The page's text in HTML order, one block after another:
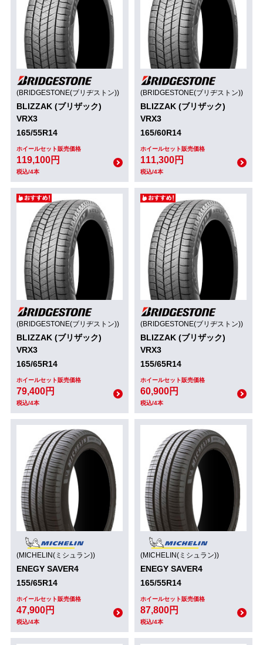
(BRIDGESTONE(ブリヂストン))
BLIZZAK (ブリザック)
VRX3
165/55R14
ホイールセット販売価格
119,100円
税込/4本
(BRIDGESTONE(ブリヂストン))
BLIZZAK (ブリザック)
VRX3
165/60R14
ホイールセット販売価格
111,300円
税込/4本
(BRIDGESTONE(ブリヂストン))
BLIZZAK (ブリザック)
VRX3
165/65R14
ホイールセット販売価格
79,400円
税込/4本
(BRIDGESTONE(ブリヂストン))
BLIZZAK (ブリザック)
VRX3
155/65R14
ホイールセット販売価格
60,900円
税込/4本
(MICHELIN(ミシュラン))
ENEGY SAVER4
155/65R14
ホイールセット販売価格
47,900円
税込/4本
(MICHELIN(ミシュラン))
ENEGY SAVER4
165/55R14
ホイールセット販売価格
87,800円
税込/4本